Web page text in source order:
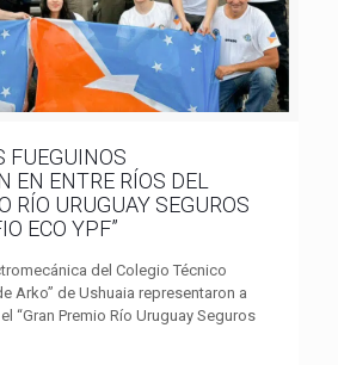
FUEGUINOS
EN ENTRE RÍOS DEL
RÍO URUGUAY SEGUROS
ECO YPF”
del Colegio Técnico
Arko” de Ushuaia representaron a
“Gran Premio Río Uruguay Seguros